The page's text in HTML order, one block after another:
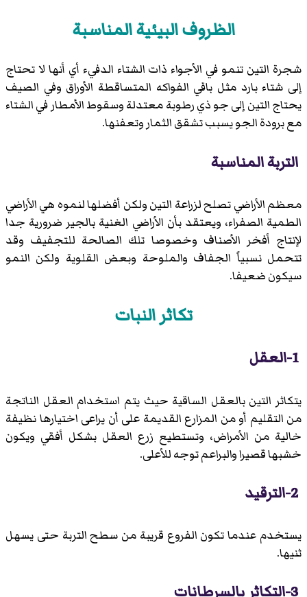
الظروف البيئية المناسبة
شجرة التين تنمو في الأجواء ذات الشتاء الدفيء أي أنها لا تحتاج
إلى شتاء بارد مثل باقي الفواكه المتساقطة الأوراق وفي الصيف
يحتاج التين إلى جو ذي رطوبة معتدلة وسقوط الأمطار في الشتاء
مع برودة الجو يسبب تشقق الثمار وتعفنها.
التربة المناسبة
معظم الأراضي تصلح لزراعة التين ولكن أفضلها لنموه هي الأراضي
الطمية الصفراء، ويعتقد بأن الأراضي الغنية بالجير ضرورية جدا
لإنتاج أفخر الأصناف وخصوصا تلك الصالحة للتجفيف وقد
تتحمل نسبياً الجفاف والملوحة وبعض القلوية ولكن النمو
سيكون ضعيفا.
تكاثر النبات
1-العقل
يتكاثر التين بالعقل الساقية حيث يتم استخدام العقل الناتجة
من التقليم أو من المزارع القديمة على أن يراعى اختيارها نظيفة
خالية من الأمراض، وتستطيع زرع العقل بشكل أفقي ويكون
خشبها قصيرا والبراعم توجه للأعلى.
2-الترقيد
يستخدم عندما تكون الفروع قريبة من سطح التربة حتى يسهل
ثنيها.
3-التكاثر بالسرطانات